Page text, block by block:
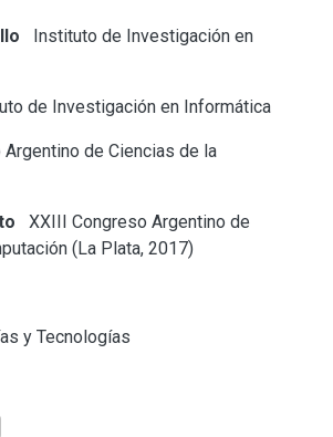
Instituto de Investigación en
de Investigación en Informática
Argentino de Ciencias de la
XXIII Congreso Argentino de
(La Plata, 2017)
y Tecnologías